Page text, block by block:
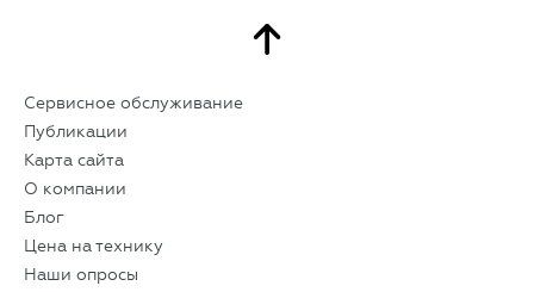
Сервисное обслуживание
Публикации
Карта сайта
О компании
Блог
Цена на технику
Наши опросы